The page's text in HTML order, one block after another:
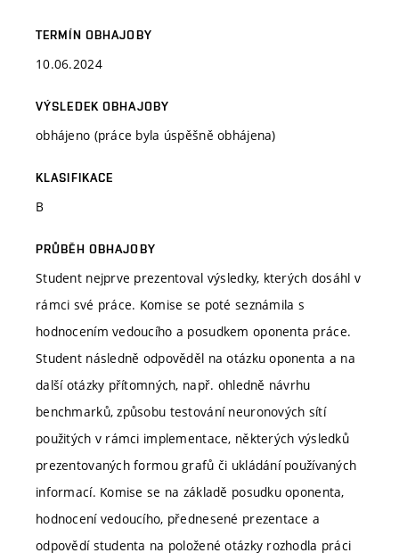
TERMÍN OBHAJOBY
10.06.2024
VÝSLEDEK OBHAJOBY
obhájeno (práce byla úspěšně obhájena)
KLASIFIKACE
B
PRŮBĚH OBHAJOBY
Student nejprve prezentoval výsledky, kterých dosáhl v
rámci své práce. Komise se poté seznámila s
hodnocením vedoucího a posudkem oponenta práce.
Student následně odpověděl na otázku oponenta a na
další otázky přítomných, např. ohledně návrhu
benchmarků, způsobu testování neuronových sítí
použitých v rámci implementace, některých výsledků
prezentovaných formou grafů či ukládání používaných
informací. Komise se na základě posudku oponenta,
hodnocení vedoucího, přednesené prezentace a
odpovědí studenta na položené otázky rozhodla práci